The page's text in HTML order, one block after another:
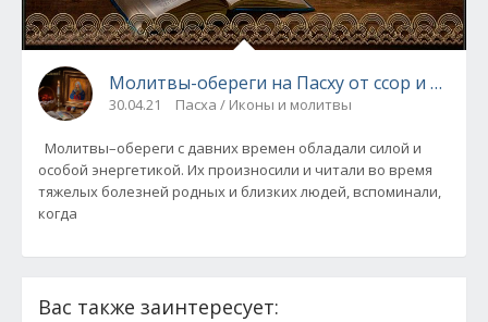
Молитвы-обереги на Пасху от ссор и
30.04.21 Пасха / Иконы и молитвы
Молитвы–обереги с давних времен обладали силой и
особой энергетикой. Их произносили и читали во время
тяжелых болезней родных и близких людей, вспоминали,
когда
Вас также заинтересует: